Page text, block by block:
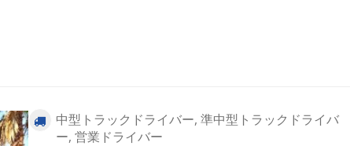
中型トラックドライバー, 準中型トラックドライバ
ー, 営業ドライバー